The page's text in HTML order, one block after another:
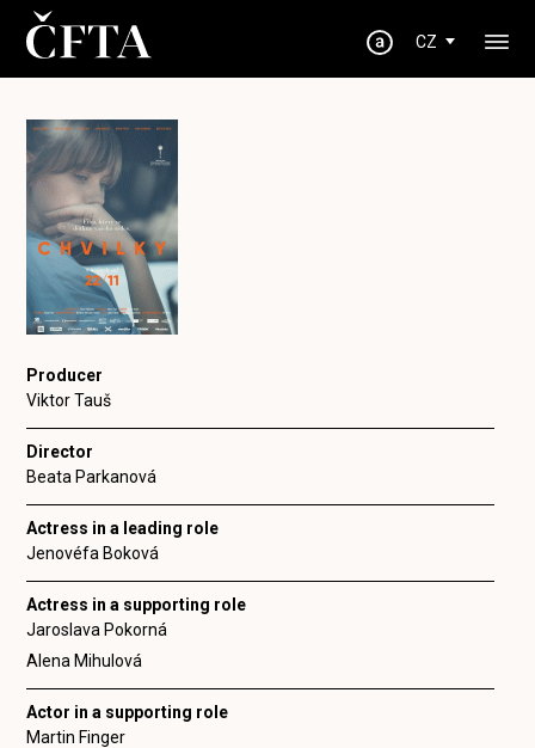
CZ
Producer
Viktor Tauš
Director
Beata Parkanová
Actress in a leading role
Jenovéfa Boková
Actress in a supporting role
Jaroslava Pokorná
Alena Mihulová
Actor in a supporting role
Martin Finger